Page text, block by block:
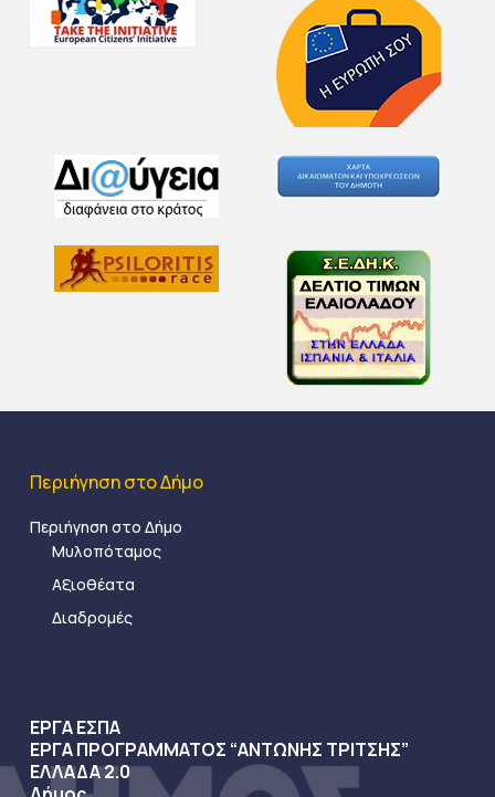
Περιήγηση στο Δήμο
Περιήγηση στο Δήμο
Μυλοπόταμος
Αξιοθέατα
Διαδρομές
ΕΡΓΑ ΕΣΠΑ
ΕΡΓΑ ΠΡΟΓΡΑΜΜΑΤΟΣ “ΑΝΤΩΝΗΣ ΤΡΙΤΣΗΣ”
ΕΛΛΑΔΑ 2.0